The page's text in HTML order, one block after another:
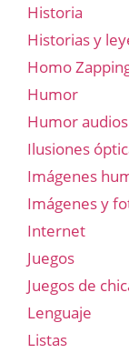
Historia
Historias y
Homo
Humor
Humor audios
Ilusiones
Imágenes
Imágenes y
Internet
Juegos
Juegos de
Lenguaje
Listas